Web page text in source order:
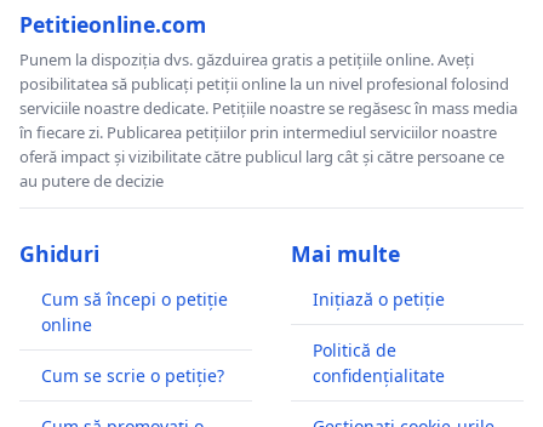
Petitieonline.com
Punem la dispoziția dvs. găzduirea gratis a petițiile online. Aveți
posibilitatea să publicați petiții online la un nivel profesional folosind
serviciile noastre dedicate. Petițiile noastre se regăsesc în mass media
în fiecare zi. Publicarea petițiilor prin intermediul serviciilor noastre
oferă impact și vizibilitate către publicul larg cât și către persoane ce
au putere de decizie
Ghiduri
Cum să începi o petiție
online
Cum se scrie o petiție?
Mai multe
Inițiază o petiție
Politică de
confidențialitate